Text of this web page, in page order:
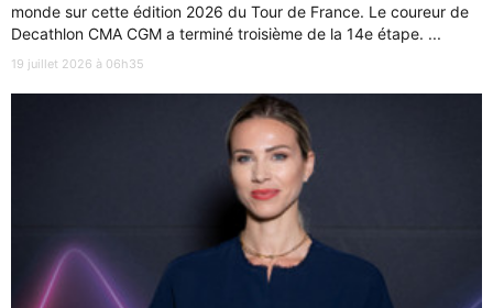
monde sur cette édition 2026 du Tour de France. Le coureur de
Decathlon CMA CGM a terminé troisième de la 14e étape. ...
19 juillet 2026 à 06h35